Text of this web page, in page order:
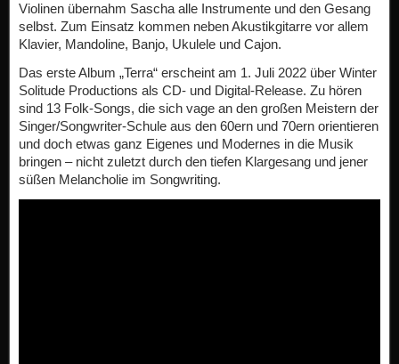
Violinen übernahm Sascha alle Instrumente und den Gesang
selbst. Zum Einsatz kommen neben Akustikgitarre vor allem
Klavier, Mandoline, Banjo, Ukulele und Cajon.
Das erste Album „Terra“ erscheint am 1. Juli 2022 über Winter
Solitude Productions als CD- und Digital-Release. Zu hören
sind 13 Folk-Songs, die sich vage an den großen Meistern der
Singer/Songwriter-Schule aus den 60ern und 70ern orientieren
und doch etwas ganz Eigenes und Modernes in die Musik
bringen – nicht zuletzt durch den tiefen Klargesang und jener
süßen Melancholie im Songwriting.